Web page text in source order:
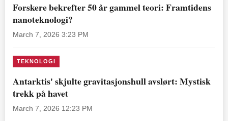
Forskere bekrefter 50 år gammel teori: Framtidens
nanoteknologi?
March 7, 2026 3:23 PM
TEKNOLOGI
Antarktis' skjulte gravitasjonshull avslørt: Mystisk
trekk på havet
March 7, 2026 12:23 PM